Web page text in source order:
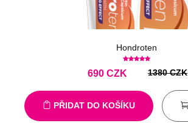
Hondroten
CZK
690 1380 CZK
PŘIDAT DO KOŠÍKU